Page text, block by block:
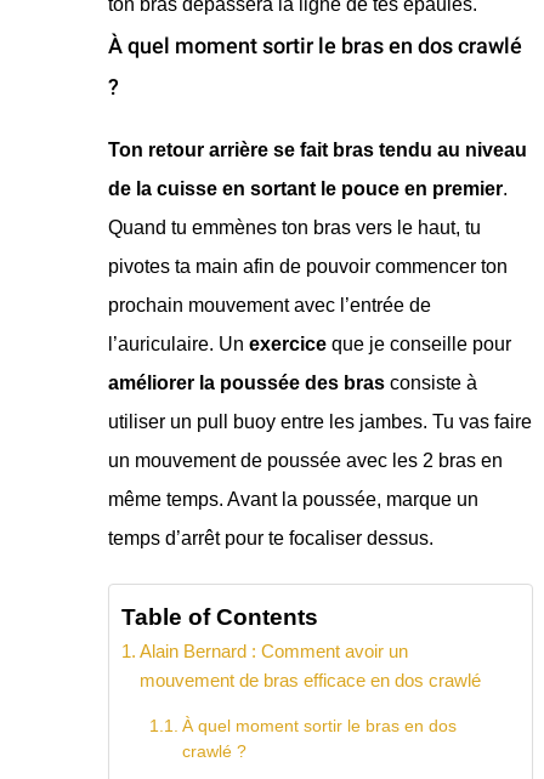
ton bras dépassera la ligne de tes épaules.
À quel moment sortir le bras en dos crawlé
?
Ton retour arrière se fait bras tendu au niveau
de la cuisse en sortant le pouce en premier.
Quand tu emmènes ton bras vers le haut, tu
pivotes ta main afin de pouvoir commencer ton
prochain mouvement avec l’entrée de
l’auriculaire. Un exerciceque je conseille pour
améliorer la poussée des brasconsiste à
utiliser un pull buoy entre les jambes. Tu vas faire
un mouvement de poussée avec les 2 bras en
même temps. Avant la poussée, marque un
temps d’arrêt pour te focaliser dessus.
Table of Contents
Alain Bernard : Comment avoir un
mouvement de bras efficace en dos crawlé
À quel moment sortir le bras en dos
crawlé ?